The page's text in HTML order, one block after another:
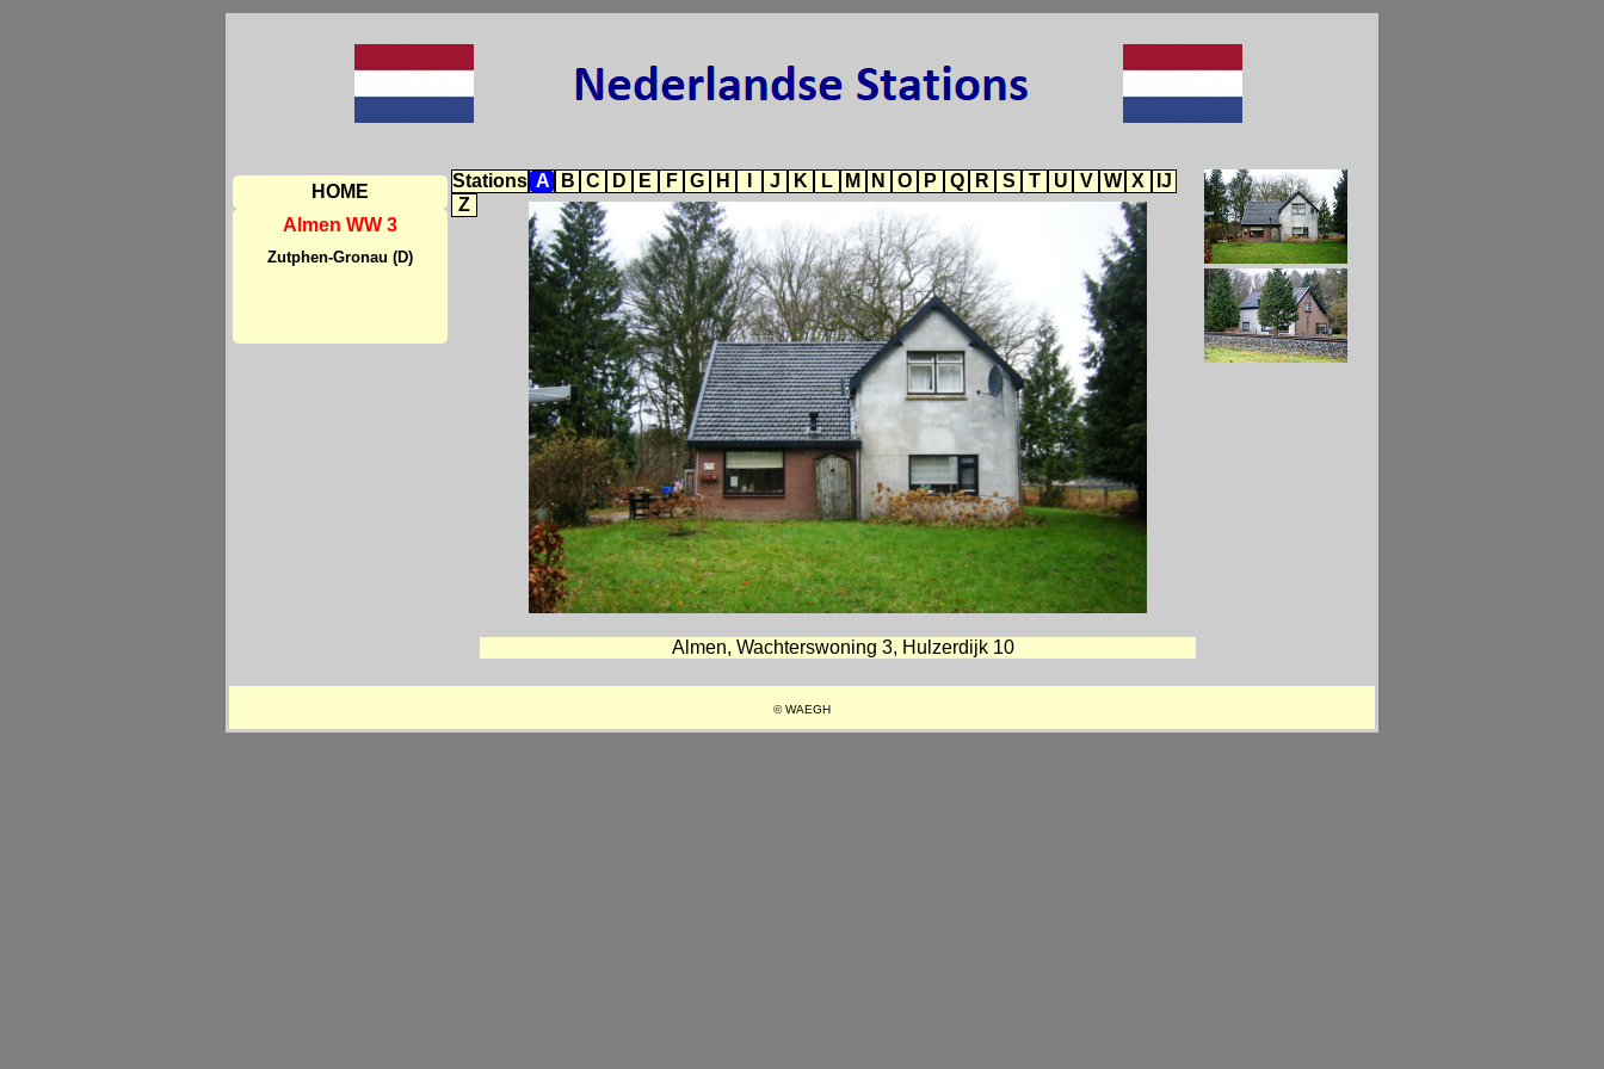
HOME
Almen WW 3
Zutphen-Gronau (D)
Stations A B C D E F G H J K L M N O P Q R S T U V W X
IJ
Z
Almen, Wachterswoning 3, Hulzerdijk 10
© WAEGH